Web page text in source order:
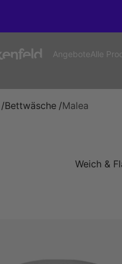
AngeboteAlle
/Bettwäsche /Malea
Weich &